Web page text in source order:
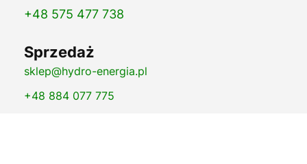
+48 575 477 738
Sprzedaż
sklep@hydro-energia.pl
+48 884 077 775